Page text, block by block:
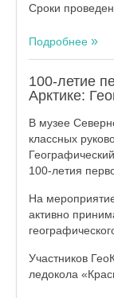
Сроки
Подробнее
100-летие
Арктике:
В музее
классных
100-летия
На
активно
Участников
ледокола